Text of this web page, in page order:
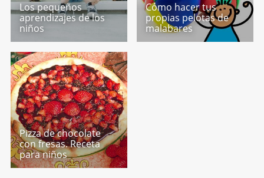
Los pequeños
aprendizajes de los
niños
Cómo hacer tus
propias pelotas de
malabares
Pizza de chocolate
con fresas. Receta
para niños